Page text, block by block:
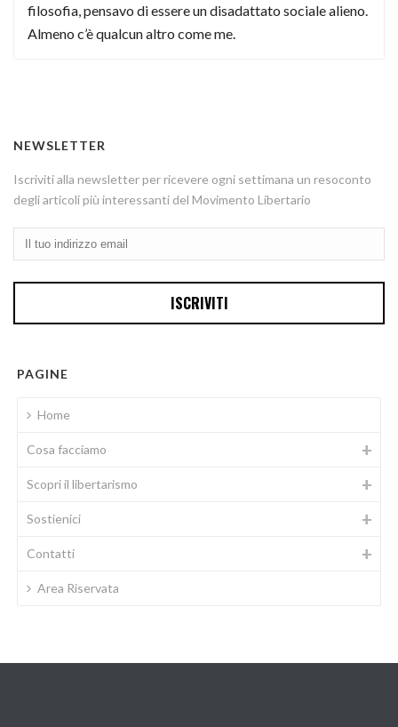
filosofia, pensavo di essere un disadattato sociale alieno.
Almeno c’è qualcun altro come me.
NEWSLETTER
Iscriviti alla newsletter per ricevere ogni settimana un resoconto
degli articoli più interessanti del Movimento Libertario
PAGINE
Home
Cosa facciamo
Scopri il libertarismo
Sostienici
Contatti
Area Riservata